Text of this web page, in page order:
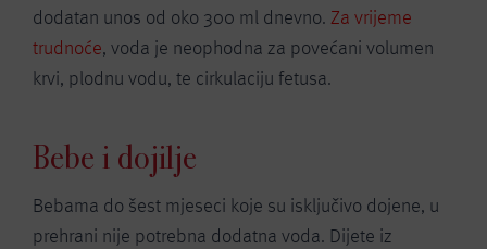
dodatan unos od oko 300 ml dnevno. Za vrijeme
trudnoće, voda je neophodna za povećani volumen
krvi, plodnu vodu, te cirkulaciju fetusa.
Bebe i dojilje
Bebama do šest mjeseci koje su isključivo dojene, u
prehrani nije potrebna dodatna voda. Dijete iz